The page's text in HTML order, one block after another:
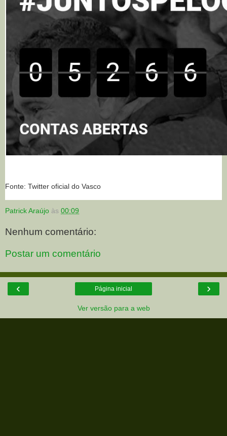
Fonte: Twitter oficial do Vasco
Patrick Araújo às 00:09
Nenhum comentário:
Postar um comentário
‹ ›
Página inicial
Ver versão para a web